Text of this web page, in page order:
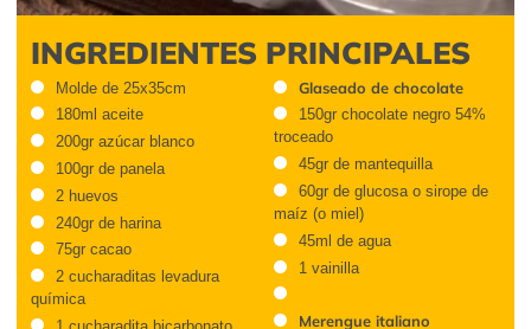
INGREDIENTES PRINCIPALES
Molde de 25x35cm
180ml aceite
200gr azúcar blanco
100gr de panela
2 huevos
240gr de harina
75gr cacao
2 cucharaditas levadura
química
Glaseado de chocolate
150gr chocolate negro 54%
troceado
45gr de mantequilla
60gr de glucosa o sirope de
maíz (o miel)
45ml de agua
1 vainilla
Merengue italiano